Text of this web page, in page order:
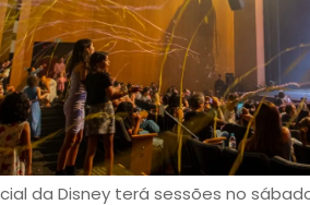
da Disney terá sessões no